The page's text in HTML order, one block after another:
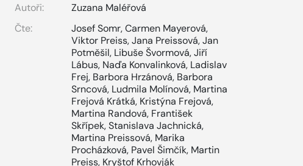
Autoři:
Zuzana Maléřová
Čte:
Josef Somr,Carmen Mayerová,
Viktor Preiss,Jana Preissová,Jan
Potměšil, Libuše Švormová,Jiří
Lábus, Naďa Konvalinková, Ladislav
Frej, Barbora Hrzánová, Barbora
Srncová, Ludmila Molínová, Martina
Frejová Krátká, Kristýna Frejová,
Martina Randová, František
Skřípek,Stanislava Jachnická,
Martina Preissová, Marika
Procházková, Pavel Šimčík, Martin
Preiss, Kryštof Krhovják